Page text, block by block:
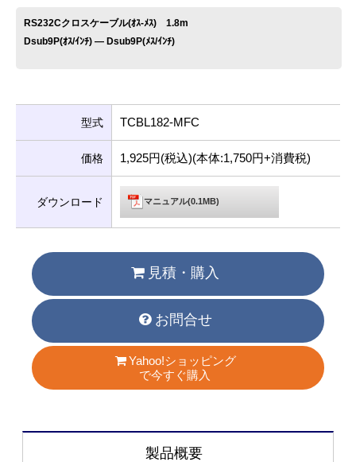
RS232Cクロスケーブル(ｵｽ-ﾒｽ) 1.8m
Dsub9P(ｵｽ/ｲﾝﾁ) ― Dsub9P(ﾒｽ/ｲﾝﾁ)
型式 TCBL182-MFC
価格 1,925円(税込)(本体:1,750円+消費税)
ダウンロード マニュアル(0.1MB)
見積・購入
お問合せ
Yahoo!ショッピング
で今すぐ購入
製品概要